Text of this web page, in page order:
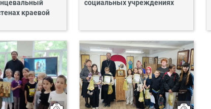
краевой
социальных учреждениях